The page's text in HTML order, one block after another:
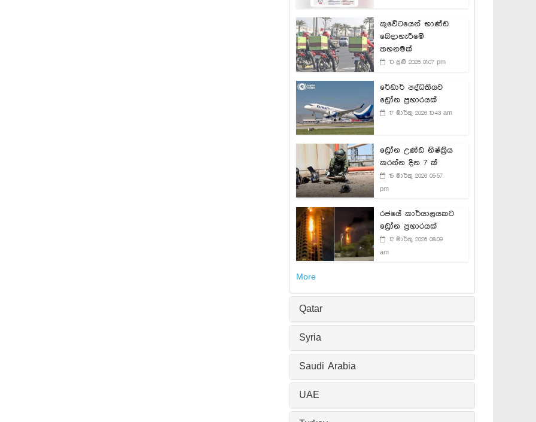
කුවේටයෙන් භාණ්ඩ
බෙදාහැරීමේ
තහනමක්
10 ජුනි 2026 01:07 pm
රේඩාර් පද්ධතියට
ඩ්‍රෝන ප්‍රහාරයක්
17 මාර්තු 2026 10:43 am
ඩ්‍රෝන උණ්ඩ නිෂ්ක්‍රිය
කරන්න දින 7 ක්
15 මාර්තු 2026 05:57
pm
රජයේ කාර්යාලයකට
ඩ්‍රෝන ප්‍රහාරයක්
12 මාර්තු 2026 08:09
am
More
Qatar
Syria
Saudi Arabia
UAE